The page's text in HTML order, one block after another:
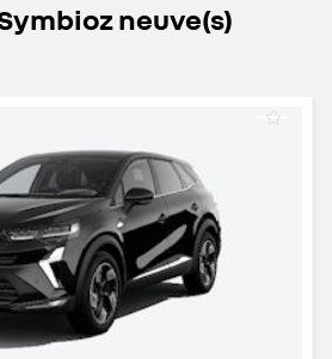
neuve(s)